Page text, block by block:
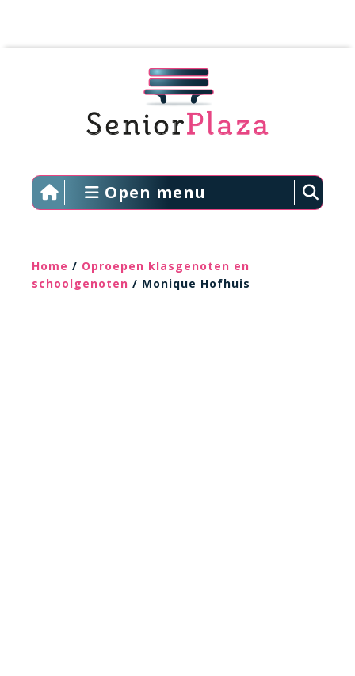
Open menu
Home / Oproepen klasgenoten en
schoolgenoten / Monique Hofhuis